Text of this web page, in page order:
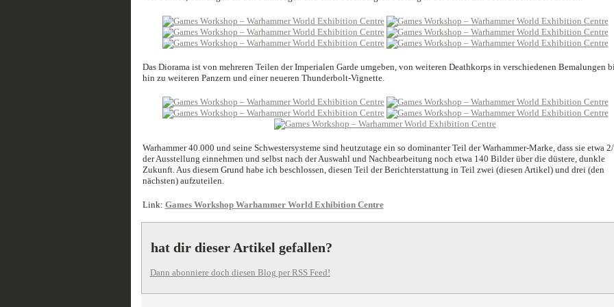
Das Diorama ist von mehreren Teilen der Imperialen Garde umgeben, von weiteren Deathkorps in verschiedenen Bemalungen
hin zu weiteren Panzern und einer neueren Thunderbolt-Vignette.
Warhammer 40.000 und seine Schwestersysteme sind heutzutage ein so dominanter Teil der Warhammer-Marke, dass sie etwa
der Ausstellung einnehmen und selbst nach der Auswahl und Nachbearbeitung noch etwa 140 Bilder über die düstere, dunkle
Zukunft. Aus diesem Grund habe ich beschlossen, diesen Teil der Berichterstattung in Teil zwei (diesen Artikel) und drei (den
nächsten) aufzuteilen.
Link: Games Workshop Warhammer World Exhibition Centre
hat dir dieser Artikel gefallen?
Dann abonniere doch diesen Blog per RSS Feed!